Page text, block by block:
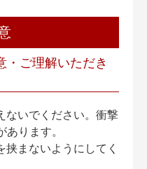
・ご理解いただき
いでください。衝撃
ります。
まないようにしてく